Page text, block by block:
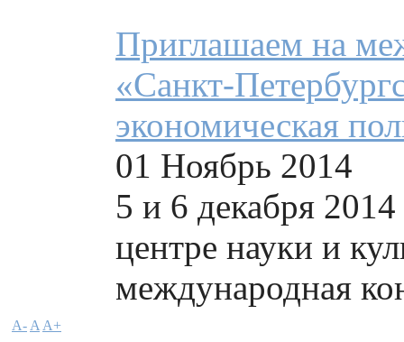
Приглашаем на
«Санкт-
экономическая
01 Ноябрь 2014
5 и 6 декабря
центре науки и
международная
A- A A+